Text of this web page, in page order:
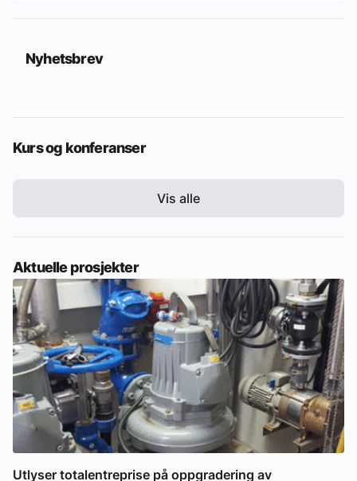
Nyhetsbrev
Kurs og konferanser
Vis alle
Aktuelle prosjekter
Utlyser totalentreprise på oppgradering av